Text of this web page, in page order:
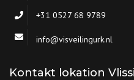
+31 0527 68 9789
info@visveilingurk.nl
Kontakt lokation